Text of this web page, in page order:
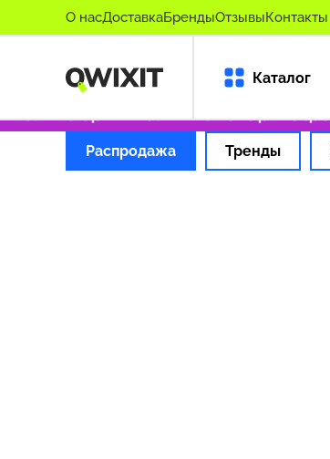
О насДоставкаБрендыОтзывыКонтакты
Каталог
Только оригинальные товары
Распродажа Тренды